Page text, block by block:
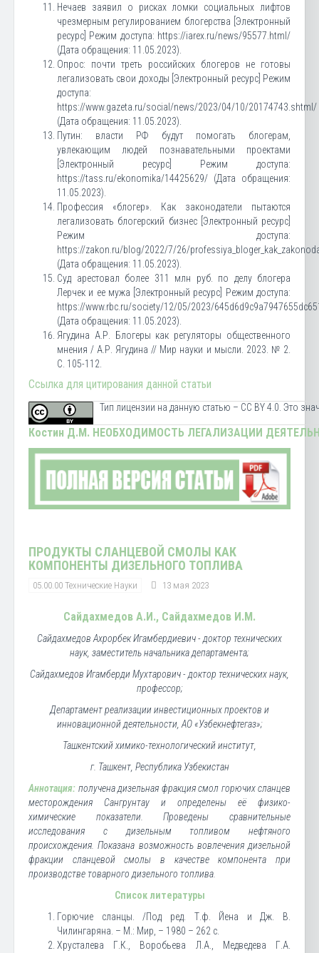
Нечаев заявил о рисках ломки социальных лифтов
чрезмерным регулированием блогерства [Электронный
ресурс] Режим доступа: https://iarex.ru/news/95577.html/
(Дата обращения: 11.05.2023).
Опрос: почти треть российских блогеров не готовы
легализовать свои доходы [Электронный ресурс] Режим
доступа:
https://www.gazeta.ru/social/news/2023/04/10/20174743.shtml/
(Дата обращения: 11.05.2023).
Путин: власти РФ будут помогать блогерам,
увлекающим людей познавательными проектами
[Электронный ресурс] Режим доступа:
https://tass.ru/ekonomika/14425629/ (Дата обращения:
11.05.2023).
Профессия «блогер». Как законодатели пытаются
легализовать блогерский бизнес [Электронный ресурс]
Режим доступа:
https://zakon.ru/blog/2022/7/26/
(Дата обращения: 11.05.2023).
Суд арестовал более 311 млн руб. по делу блогера
Лерчек и ее мужа [Электронный ресурс] Режим доступа:
https://www.rbc.ru/society/12/05/2023/
(Дата обращения: 11.05.2023).
Ягудина А.Р. Блогеры как регуляторы общественного
мнения / А.Р. Ягудина // Мир науки и мысли. 2023. № 2.
С. 105-112.
Ссылка для цитирования данной статьи
Тип лицензии на данную статью – CC BY 4.0. Это
Костин Д.М. НЕОБХОДИМОСТЬ ЛЕГАЛИЗАЦИИ
ПРОДУКТЫ СЛАНЦЕВОЙ СМОЛЫ КАК
КОМПОНЕНТЫ ДИЗЕЛЬНОГО ТОПЛИВА
05.00.00 Технические Науки 13 мая 2023
Сайдахмедов А.И., Сайдахмедов И.М.
Сайдахмедов Ахрорбек Игамбердиевич - доктор технических
наук, заместитель начальника департамента;
Сайдахмедов Игамберди Мухтарович - доктор технических наук,
профессор;
Департамент реализации инвестиционных проектов и
инновационной деятельности, АО «Узбекнефтегаз»;
Ташкентский химико-технологический институт,
г. Ташкент, Республика Узбекистан
Аннотация: получена дизельная фракция смол горючих сланцев
месторождения Сангрунтау и определены её физико-
химические показатели. Проведены сравнительные
исследования с дизельным топливом нефтяного
происхождения. Показана возможность вовлечения дизельной
фракции сланцевой смолы в качестве компонента при
производстве товарного дизельного топлива.
Список литературы
Горючие сланцы. /Под ред. Т.ф. Йена и Дж. В.
Чилингаряна. – М.: Мир, – 1980 – 262 с.
Хрусталева Г.К., Воробьева Л.А., Медведева Г.А.